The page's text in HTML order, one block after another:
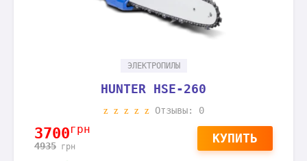
ЭЛЕКТРОПИЛЫ
HUNTER HSE-260
Отзывы: 0
3700грн
4935 грн
КУПИТЬ